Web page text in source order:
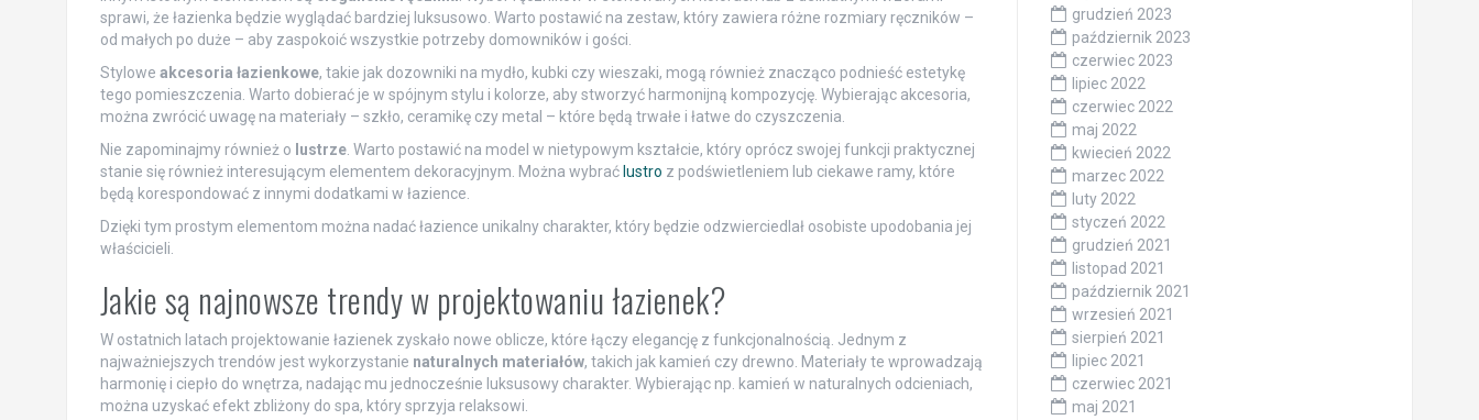
sprawi, że łazienka będzie wyglądać bardziej luksusowo. Warto postawić na zestaw, który zawiera różne rozmiary ręczników –
od małych po duże – aby zaspokoić wszystkie potrzeby domowników i gości.
Stylowe akcesoria łazienkowe, takie jak dozowniki na mydło, kubki czy wieszaki, mogą również znacząco podnieść estetykę
tego pomieszczenia. Warto dobierać je w spójnym stylu i kolorze, aby stworzyć harmonijną kompozycję. Wybierając akcesoria,
można zwrócić uwagę na materiały – szkło, ceramikę czy metal – które będą trwałe i łatwe do czyszczenia.
Nie zapominajmy również o lustrze. Warto postawić na model w nietypowym kształcie, który oprócz swojej funkcji praktycznej
stanie się również interesującym elementem dekoracyjnym. Można wybrać lustro z podświetleniem lub ciekawe ramy, które
będą korespondować z innymi dodatkami w łazience.
Dzięki tym prostym elementom można nadać łazience unikalny charakter, który będzie odzwierciedlał osobiste upodobania jej
właścicieli.
Jakie są najnowsze trendy w projektowaniu łazienek?
W ostatnich latach projektowanie łazienek zyskało nowe oblicze, które łączy elegancję z funkcjonalnością. Jednym z
najważniejszych trendów jest wykorzystanie naturalnych materiałów, takich jak kamień czy drewno. Materiały te wprowadzają
harmonię i ciepło do wnętrza, nadając mu jednocześnie luksusowy charakter. Wybierając np. kamień w naturalnych odcieniach,
można uzyskać efekt zbliżony do spa, który sprzyja relaksowi.
grudzień 2023
październik 2023
czerwiec 2023
lipiec 2022
czerwiec 2022
maj 2022
kwiecień 2022
marzec 2022
luty 2022
styczeń 2022
grudzień 2021
listopad 2021
październik 2021
wrzesień 2021
sierpień 2021
lipiec 2021
czerwiec 2021
maj 2021